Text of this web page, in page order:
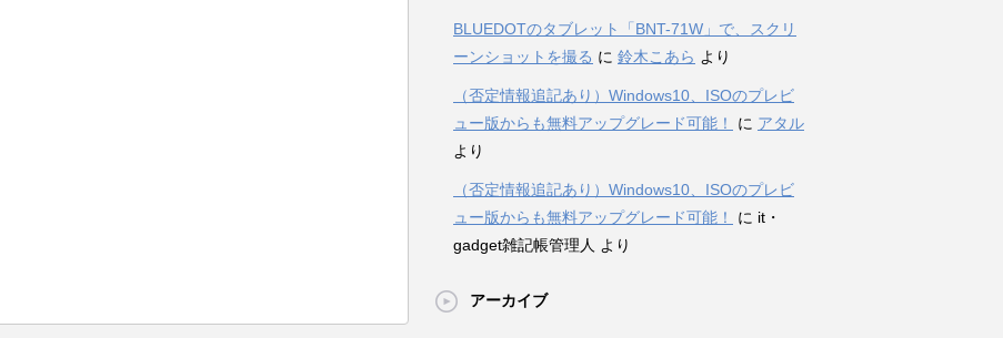
BLUEDOTのタブレット「BNT-71W」で、スクリ
ーンショットを撮る に 鈴木こあら より
（否定情報追記あり）Windows10、ISOのプレビ
ュー版からも無料アップグレード可能！
に アタル
より
（否定情報追記あり）Windows10、ISOのプレビ
ュー版からも無料アップグレード可能！
に it・
gadget雑記帳管理人 より
アーカイブ